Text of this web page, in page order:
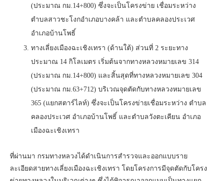
(ประมาณ กม.14+800) ซึ่งจะเป็นโครงข่าย เชื่อมระหว่าง
ตำบลสาวชะโงกอำเภอบางคล้า และตำบลคลองประเวศ
อำเภอบ้านโพธิ์
ทางเลี่ยงเมืองฉะเชิงเทรา (ด้านใต้) ส่วนที่ 2 ระยะทาง
ประมาณ 14 กิโลเมตร เริ่มต้นจากทางหลวงหมายเลข 314
(ประมาณ กม.14+800) และสิ้นสุดที่ทางหลวงหมายเลข 304
(ประมาณ กม.63+712) บริเวณจุดตัดกับทางหลวงหมายเลข
365 (แยกสตาร์ไลท์) ซึ่งจะเป็นโครงข่ายเชื่อมระหว่าง ตำบล
คลองประเวศ อำเภอบ้านโพธิ์ และตำบลวังตะเคียน อำเภอ
เมืองฉะเชิงเทรา
ที่ผ่านมา กรมทางหลวงได้ดำเนินการสำรวจและออกแบบราย
ละเอียดสายทางเลี่ยงเมืองฉะเชิงเทรา โดยโครงการมีจุดตัดกับโครง